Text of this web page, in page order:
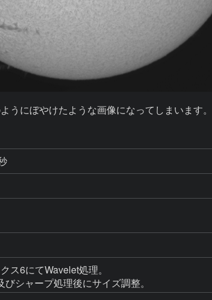
うにぼやけたような画像になってしまいます。
ス6にてWavelet処理。
シャープ処理後にサイズ調整。